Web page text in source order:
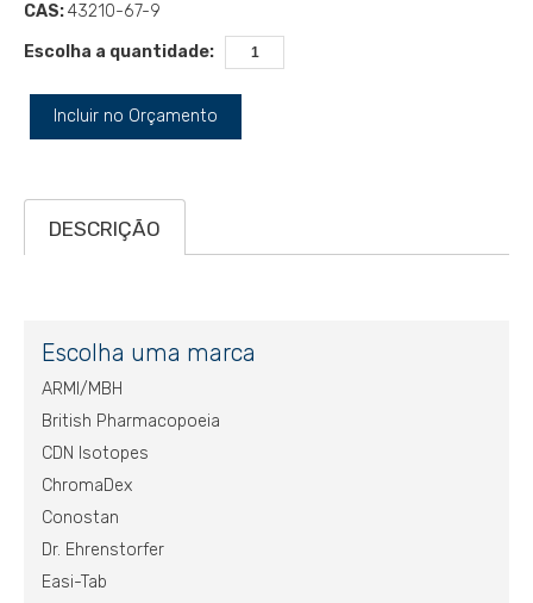
CAS:43210-67-9
Escolha a quantidade:
Incluir no Orçamento
DESCRIÇÃO
Escolha uma marca
ARMI/MBH
British Pharmacopoeia
CDN Isotopes
ChromaDex
Conostan
Dr. Ehrenstorfer
Easi-Tab